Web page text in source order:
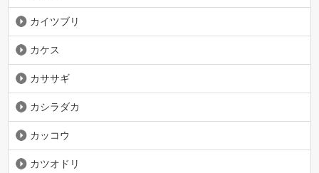
カイツブリ
カケス
カササギ
カシラダカ
カッコウ
カツオドリ